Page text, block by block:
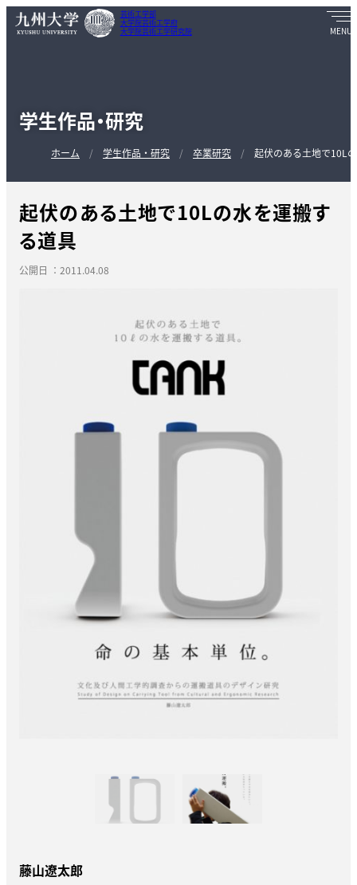
芸術工学部
大学院芸術工学府
大学院芸術工学研究院
学生作品・研究
ホーム 学生作品・研究 卒業研究 起伏のある土地で10L
起伏のある土地で10Lの水を運搬す
る道具
公開日 ：2011.04.08
藤山遼太郎